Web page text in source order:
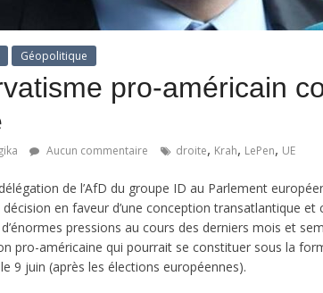
Géopolitique
pro-américain
Aucun commentaire droite, Krah, LePen, UE
de l’AfD du groupe ID au Parlement
en faveur d’une conception transatlantique
pressions au cours des derniers mois et
pro-américaine qui pourrait se constituer sous la
9 juin (après les élections européennes).